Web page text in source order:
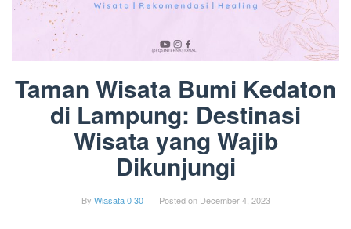
Taman Wisata Bumi Kedaton
di Lampung: Destinasi
Wisata yang Wajib
Dikunjungi
By Wiasata 0 30 Posted on December 4, 2023